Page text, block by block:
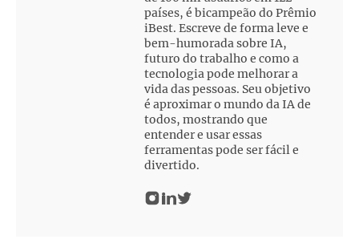
países, é bicampeão do Prêmio
iBest. Escreve de forma leve e
bem-humorada sobre IA,
futuro do trabalho e como a
tecnologia pode melhorar a
vida das pessoas. Seu objetivo
é aproximar o mundo da IA de
todos, mostrando que
entender e usar essas
ferramentas pode ser fácil e
divertido.